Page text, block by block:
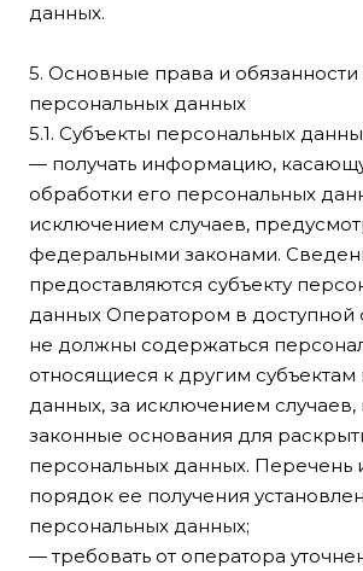
данных.
5. Основные права и обязанности
персональных данных
5.1. Субъекты персональных
— получать информацию,
обработки его персональных
исключением случаев,
федеральными законами.
предоставляются субъекту
данных Оператором в доступной
не должны содержаться
относящиеся к другим
данных, за исключением
законные основания для
персональных данных.
порядок ее получения
персональных данных;
— требовать от оператора